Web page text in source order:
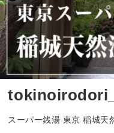
スーパー銭湯 東京 稲城天